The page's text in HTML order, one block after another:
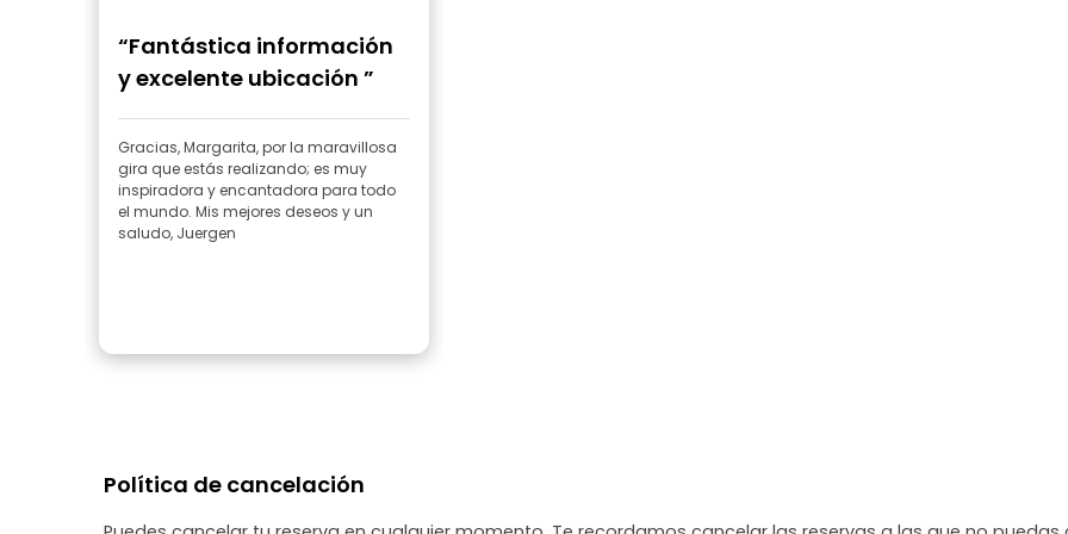
“Fantástica información
y excelente ubicación ”
Gracias, Margarita, por la maravillosa
gira que estás realizando; es muy
inspiradora y encantadora para todo
el mundo. Mis mejores deseos y un
saludo, Juergen
Política de cancelación